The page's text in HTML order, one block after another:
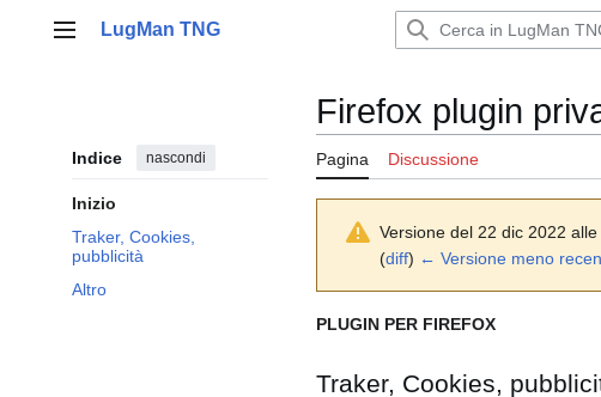
Menu principale
LugMan TNG
Indice nascondi
Inizio
Traker, Cookies,
pubblicità
Altro
Firefox plugin
Pagina Discussione
Versione del 22 dic 2022
(diff) ← Versione meno
PLUGIN PER FIREFOX
Traker, Cookies,